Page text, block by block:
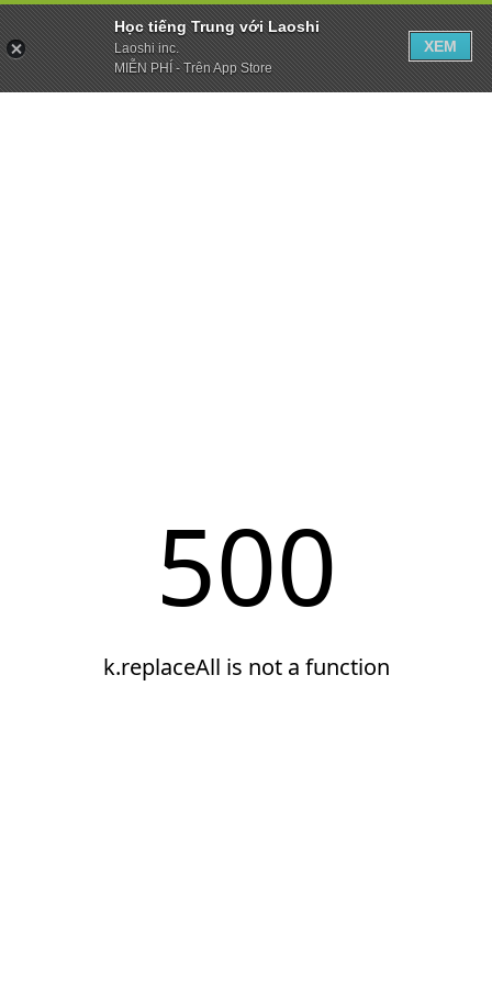
Học tiếng Trung với Laoshi
Laoshi inc.
MIỄN PHÍ - Trên App Store
XEM
500
k.replaceAll is not a function